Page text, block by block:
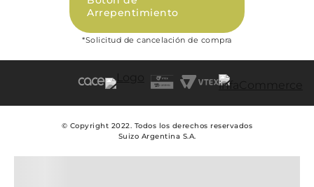
Promociones
Políticas de Privacidad Beauty
Arrepentimiento
*Solicitud de cancelación de compra
© Copyright 2022. Todos los derechos reservados
Suizo Argentina S.A.